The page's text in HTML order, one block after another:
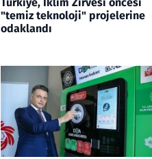
"temiz teknoloji" projelerine
odaklandı